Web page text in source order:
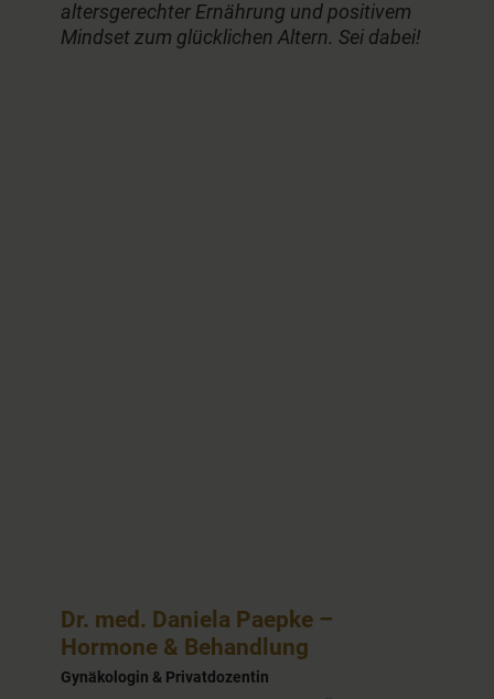
altersgerechter Ernährung und positivem
Mindset zum glücklichen Altern. Sei dabei!
Dr. med. Daniela Paepke –
Hormone & Behandlung
Gynäkologin & Privatdozentin